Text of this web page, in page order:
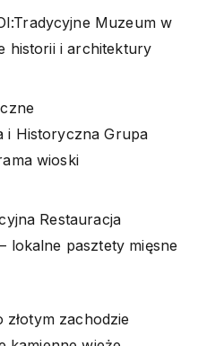
Muzeum w
historii i architektury
i Historyczna Grupa
wioski
Restauracja
lokalne pasztety mięsne
złotym zachodzie